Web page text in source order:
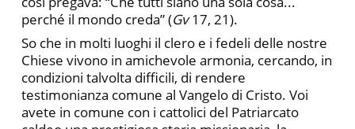
perché il mondo creda” (Gv17, 21).
So che in molti luoghi il clero e i fedeli delle nostre
Chiese vivono in amichevole armonia, cercando, in
condizioni talvolta difficili, di rendere
testimonianza comune al Vangelo di Cristo. Voi
avete in comune con i cattolici del Patriarcato